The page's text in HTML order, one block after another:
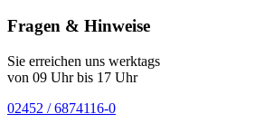
Fragen & Hinweise
Sie erreichen uns werktags
von 09 Uhr bis 17 Uhr
02452 / 6874116-0